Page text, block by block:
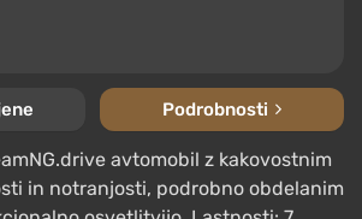
Podrobnosti
avtomobil z kakovostnim
in notranjosti, podrobno obdelanim